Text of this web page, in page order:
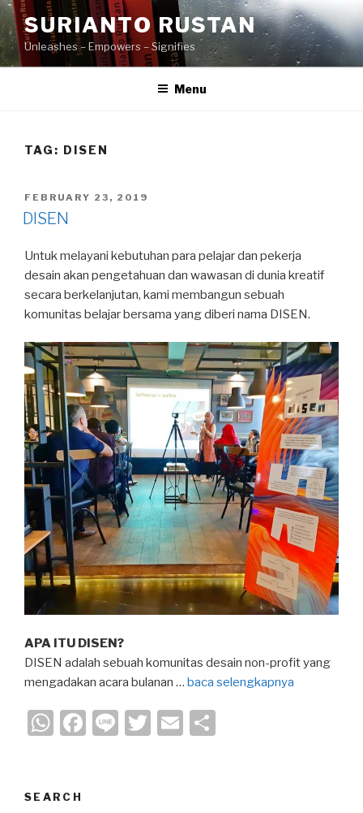
Skip
to
content
SURIANTO RUSTAN
Unleashes – Empowers – Signifies
Menu
TAG: DISEN
POSTED
ON
FEBRUARY 23, 2019
DISEN
Untuk melayani kebutuhan para pelajar dan pekerja
desain akan pengetahuan dan wawasan di dunia kreatif
secara berkelanjutan, kami membangun sebuah
komunitas belajar bersama yang diberi nama DISEN.
APA ITU DISEN?
DISEN adalah sebuah komunitas desain non-profit yang
mengadakan acara bulanan … baca selengkapnya
W
s
F
Li
T
E
SEARCH